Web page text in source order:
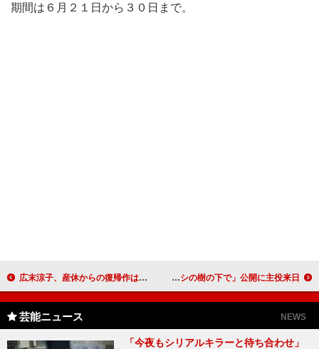
期間は６月２１日から３０日まで。
広末涼子、産休からの復帰作はテレビＣＭ ３０歳になり「年を重ねてもっとアクティブに」 国生さゆり「彼はがんばりました。とりあえず入籍」 映画「サンザシの樹の下で」公開に主役来日
芸能ニュース NEWS
「今夜もシリアルキラーと待ち合わせ」